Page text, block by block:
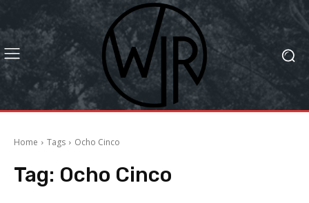
Home Tags Ocho Cinco
Tag: Ocho Cinco